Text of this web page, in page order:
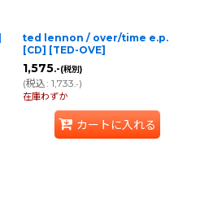
ted lennon / over/time e.p.
[CD] [TED-OVE]
1,575.-(税別)
(税込: 1,733.-)
在庫わずか
カートに入れる